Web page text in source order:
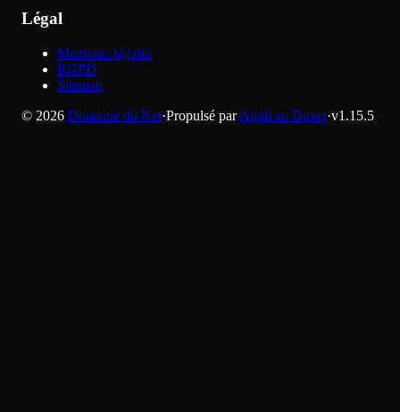
Légal
Mentions légales
RGPD
Sitemap
© 2026 Domaine du Net·Propulsé par Appli en Direct·v1.15.5